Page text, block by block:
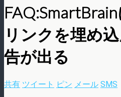
リンクを埋め
告が出る
共有 ツイート ピン メール SMS